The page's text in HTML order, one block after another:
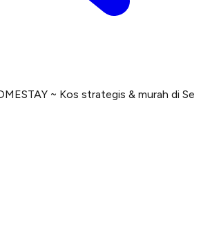
~ Kos strategis & murah di Se